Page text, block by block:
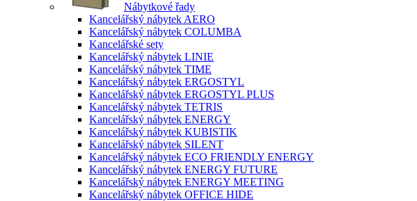
Nábytkové řady
Kancelářský nábytek AERO
Kancelářský nábytek COLUMBA
Kancelářské sety
Kancelářský nábytek LINIE
Kancelářský nábytek TIME
Kancelářský nábytek ERGOSTYL
Kancelářský nábytek ERGOSTYL PLUS
Kancelářský nábytek TETRIS
Kancelářský nábytek ENERGY
Kancelářský nábytek KUBISTIK
Kancelářský nábytek SILENT
Kancelářský nábytek ECO FRIENDLY ENERGY
Kancelářský nábytek ENERGY FUTURE
Kancelářský nábytek ENERGY MEETING
Kancelářský nábytek OFFICE HIDE